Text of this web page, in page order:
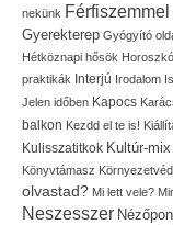
nekünk Férfiszemmel
Gyerekterep Gyógyító
Hétköznapi hősök
praktikák Interjú Irodalom
Jelen időben Kapocs
balkon Kezdd el te is!
Kulisszatitkok Kultúr-mix
Könyvtámasz
olvastad? Mi lett vele?
Neszesszer